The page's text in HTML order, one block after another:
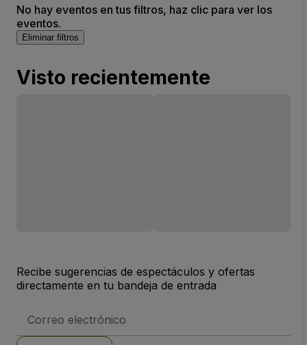
No hay eventos en tus filtros, haz clic para ver los
eventos.
Eliminar filtros
Visto recientemente
Recibe sugerencias de espectáculos y ofertas
directamente en tu bandeja de entrada
de